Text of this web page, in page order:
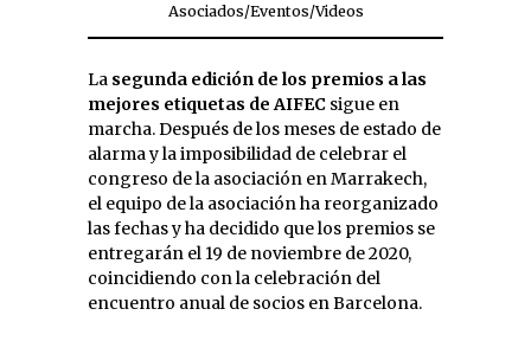
Asociados/Eventos/Videos
La segunda edición de los premios a las
mejores etiquetas de AIFEC sigue en
marcha. Después de los meses de estado de
alarma y la imposibilidad de celebrar el
congreso de la asociación en Marrakech,
el equipo de la asociación ha reorganizado
las fechas y ha decidido que los premios se
entregarán el 19 de noviembre de 2020,
coincidiendo con la celebración del
encuentro anual de socios en Barcelona.